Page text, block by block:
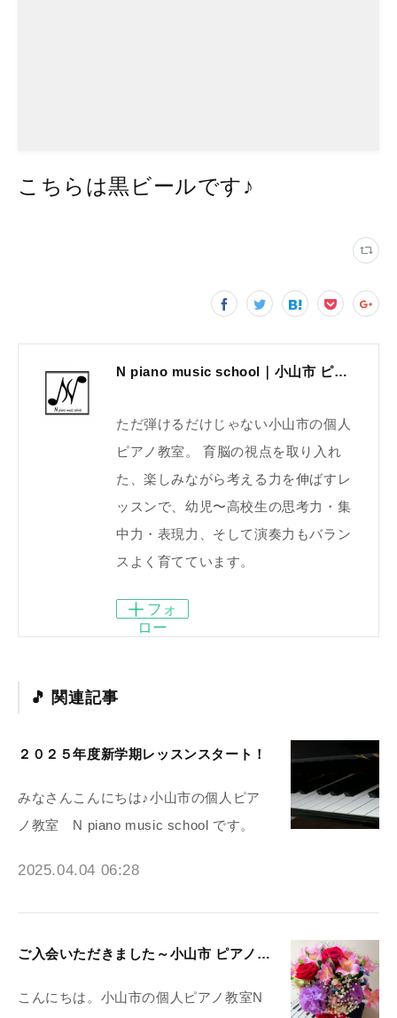
こちらは黒ビールです♪
N piano music school｜小山市 ピアノ教室｜考える力・集中力を育てる個人レッスン｜2025年体験レッスン受付中
ただ弾けるだけじゃない小山市の個人
ピアノ教室。 育脳の視点を取り入れ
た、楽しみながら考える力を伸ばすレ
ッスンで、幼児〜高校生の思考力・集
中力・表現力、そして演奏力もバラン
スよく育てています。
フォ
ロー
関連記事
２０２５年度新学期レッスンスタート！
みなさんこんにちは♪小山市の個人ピア
ノ教室 N piano music school です。
2025.04.04 06:28
ご入会いただきました～小山市 ピアノ教室N piano music school
こんにちは。小山市の個人ピアノ教室N